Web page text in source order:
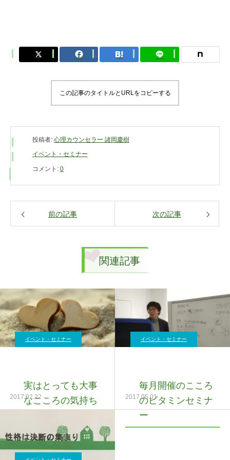
この記事のタイトルとURLをコピーする
投稿者: 心理カウンセラー 諸岡慶樹
イベント・セミナー
コメント: 0
前の記事 次の記事
関連記事
イベント・セミナー
実はとっても大事
なこころの気持ち
2017.02.22
イベント・セミナー
毎月開催のこころ
のビタミンセミナ
ー
2017.05.01